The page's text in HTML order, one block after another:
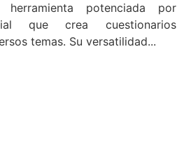
potenciada por
que crea cuestionarios
temas. Su versatilidad...